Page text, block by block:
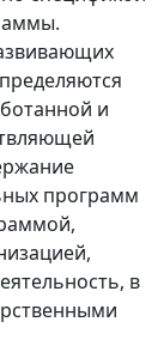
и
программ
в